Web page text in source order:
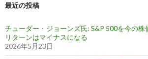
最近の投稿
チューダー・ジョーンズ氏: S&P 500を今の
リターンはマイナスになる
2026年5月23日